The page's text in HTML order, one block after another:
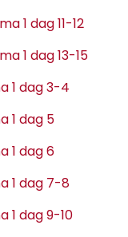
1 dag 11-12
1 dag 13-15
1 dag 3-4
1 dag 5
1 dag 6
1 dag 7-8
1 dag 9-10